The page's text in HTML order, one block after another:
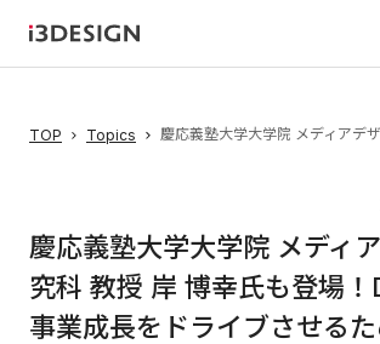
TOP Topics
慶応義塾大学大学院 メディ
究科 教授 岸 博幸氏も登場！
事業成長をドライブさせる